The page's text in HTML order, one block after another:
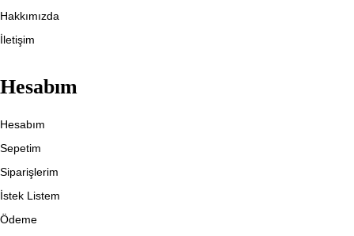
Hakkımızda
İletişim
Hesabım
Hesabım
Sepetim
Siparişlerim
İstek Listem
Ödeme